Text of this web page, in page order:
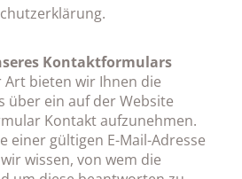
Kontaktformulars
Art bieten wir Ihnen die
über ein auf der Website
Kontakt aufzunehmen.
einer gültigen E-Mail-Adresse
wissen, von wem die